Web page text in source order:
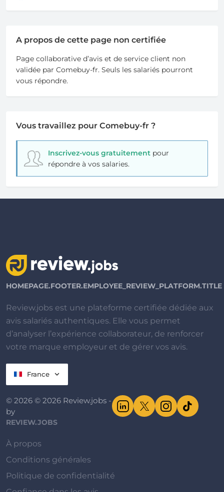
A propos de cette page non certifiée
Page collaborative d’avis et de service client non
validée par Comebuy-fr. Seuls les salariés pourront
vous répondre.
Vous travaillez pour Comebuy-fr ?
Inscrivez-vous gratuitementpour
répondre à vos salaries.
HOMEPAGE.FOOTER.EMPLOYEE_REVIEW_PLATFORM.TITLE
Review.jobs est une plateforme certifiée dédiée aux
avis salariés authentiques. Elle vous permet
d’analyser l’expérience collaborateur, de renforcer
votre marque employeur et de gérer vos avis.
France
© 2026 © 2026 Review.jobs -
by
REVIEW.JOBS
À propos
Conditions générales
Politique de confidentialité